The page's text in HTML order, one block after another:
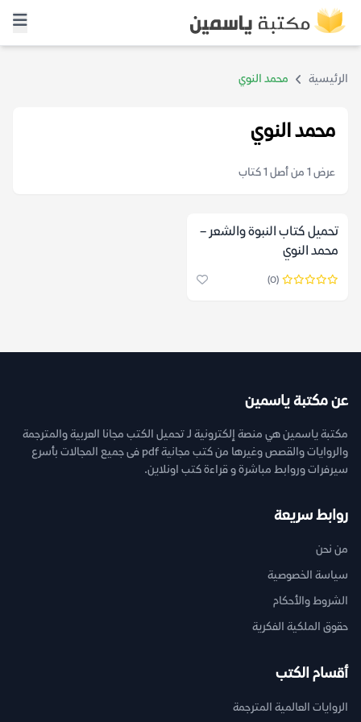
الرئيسية محمد النوي
محمد النوي
عرض 1 من أصل 1 كتاب
تحميل كتاب النبوة والشعر –
محمد النوي
(0)
عن مكتبة ياسمين
مكتبة ياسمين هي منصة إلكترونية لـ تحميل الكتب مجانا العربية والمترجمة
والروايات والقصص وغيرها من كتب مجانية pdf فى جميع المجالات بأسرع
سيرفرات وروابط مباشرة و قراءة كتب اونلاين.
روابط سريعة
من نحن
سياسة الخصوصية
الشروط والأحكام
حقوق الملكية الفكرية
أقسام الكتب
الروايات العالمية المترجمة